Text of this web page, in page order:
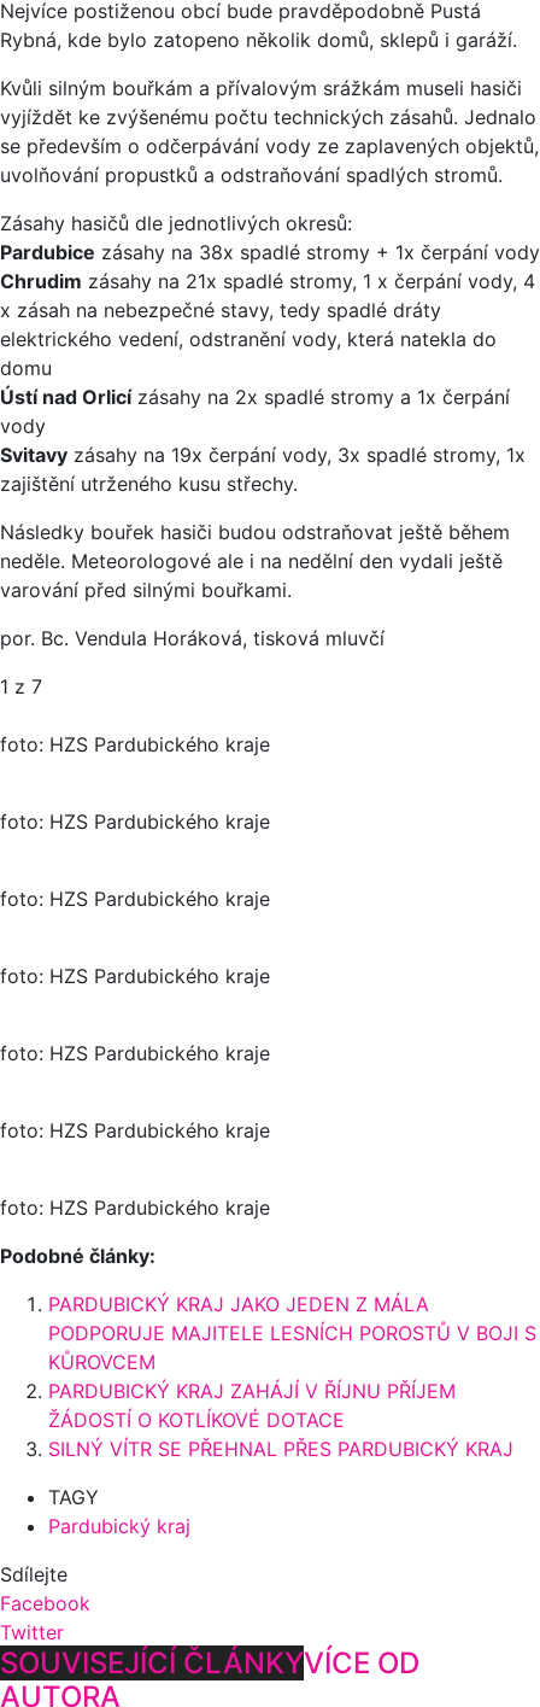
Nejvíce postiženou obcí bude pravděpodobně Pustá
Rybná, kde bylo zatopeno několik domů, sklepů i garáží.
Kvůli silným bouřkám a přívalovým srážkám museli hasiči
vyjíždět ke zvýšenému počtu technických zásahů. Jednalo
se především o odčerpávání vody ze zaplavených objektů,
uvolňování propustků a odstraňování spadlých stromů.
Zásahy hasičů dle jednotlivých okresů:
Pardubice zásahy na 38x spadlé stromy + 1x čerpání vody
Chrudim zásahy na 21x spadlé stromy, 1 x čerpání vody, 4
x zásah na nebezpečné stavy, tedy spadlé dráty
elektrického vedení, odstranění vody, která natekla do
domu
Ústí nad Orlicízásahy na 2x spadlé stromy a 1x čerpání
vody
Svitavy zásahy na 19x čerpání vody, 3x spadlé stromy, 1x
zajištění utrženého kusu střechy.
Následky bouřek hasiči budou odstraňovat ještě během
neděle. Meteorologové ale i na nedělní den vydali ještě
varování před silnými bouřkami.
por. Bc. Vendula Horáková, tisková mluvčí
1 z 7
foto: HZS Pardubického kraje
foto: HZS Pardubického kraje
foto: HZS Pardubického kraje
foto: HZS Pardubického kraje
foto: HZS Pardubického kraje
foto: HZS Pardubického kraje
foto: HZS Pardubického kraje
Podobné články:
PARDUBICKÝ KRAJ JAKO JEDEN Z MÁLA
PODPORUJE MAJITELE LESNÍCH POROSTŮ V BOJI S
KŮROVCEM
PARDUBICKÝ KRAJ ZAHÁJÍ V ŘÍJNU PŘÍJEM
ŽÁDOSTÍ O KOTLÍKOVÉ DOTACE
SILNÝ VÍTR SE PŘEHNAL PŘES PARDUBICKÝ KRAJ
TAGY
Pardubický kraj
Sdílejte
Facebook
Twitter
SOUVISEJÍCÍ ČLÁNKYVÍCE OD
AUTORA